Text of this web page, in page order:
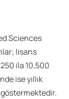
Sciences
lisans
ila 10,500
ise yıllık
göstermektedir.